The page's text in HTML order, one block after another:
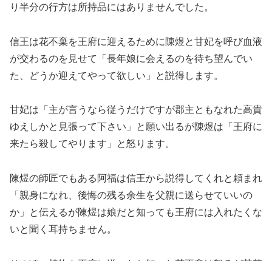
り半分の行方は所持品にはありませんでした。
信王は花不棄を王府に迎えるために陳煜と甘妃を呼び血液
が交わるのを見せて「長年娘に会えるのを待ち望んでい
た、どうか迎えてやって欲しい」と説得します。
甘妃は「主が言うなら従うだけですが郡主ともなれた高貴
ゆえしかと見張って下さい」と願い出るが陳煜は「王府に
来たら殺してやります」と怒ります。
陳煜の師匠でもある阿福は信王から説得してくれと頼まれ
「親身になれ、後悔の残る余生を父親に送らせていいの
か」と伝えるが陳煜は娘だと知っても王府には入れたくな
いと聞く耳持ちません。